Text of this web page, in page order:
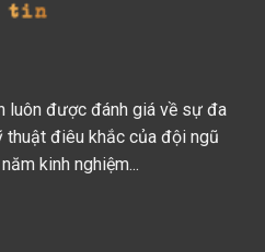
luôn được đánh giá về sự đa
điêu khắc của đội ngũ
kinh nghiệm...